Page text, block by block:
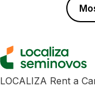
LOCALIZA Rent a